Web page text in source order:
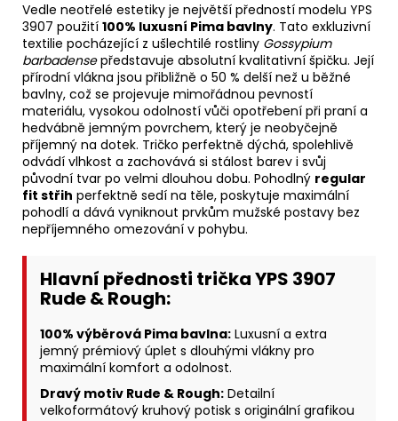
Vedle neotřelé estetiky je největší předností modelu YPS
3907 použití 100% luxusní Pima bavlny. Tato exkluzivní
textilie pocházející z ušlechtilé rostliny Gossypium
barbadensepředstavuje absolutní kvalitativní špičku. Její
přírodní vlákna jsou přibližně o 50 % delší než u běžné
bavlny, což se projevuje mimořádnou pevností
materiálu, vysokou odolností vůči opotřebení při praní a
hedvábně jemným povrchem, který je neobyčejně
příjemný na dotek. Tričko perfektně dýchá, spolehlivě
odvádí vlhkost a zachovává si stálost barev i svůj
původní tvar po velmi dlouhou dobu. Pohodlný regular
fit střih perfektně sedí na těle, poskytuje maximální
pohodlí a dává vyniknout prvkům mužské postavy bez
nepříjemného omezování v pohybu.
Hlavní přednosti trička YPS 3907
Rude & Rough:
100% výběrová Pima bavlna: Luxusní a extra
jemný prémiový úplet s dlouhými vlákny pro
maximální komfort a odolnost.
Dravý motiv Rude & Rough: Detailní
velkoformátový kruhový potisk s originální grafikou